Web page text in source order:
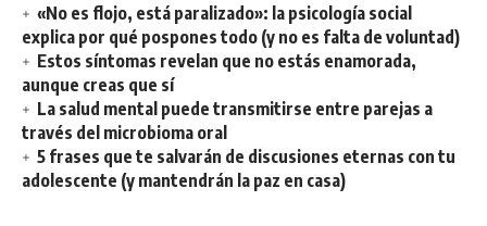
«No es flojo, está paralizado»: la psicología social
explica por qué pospones todo (y no es falta de voluntad)
Estos síntomas revelan que no estás enamorada,
aunque creas que sí
La salud mental puede transmitirse entre parejas a
través del microbioma oral
5 frases que te salvarán de discusiones eternas con tu
adolescente (y mantendrán la paz en casa)